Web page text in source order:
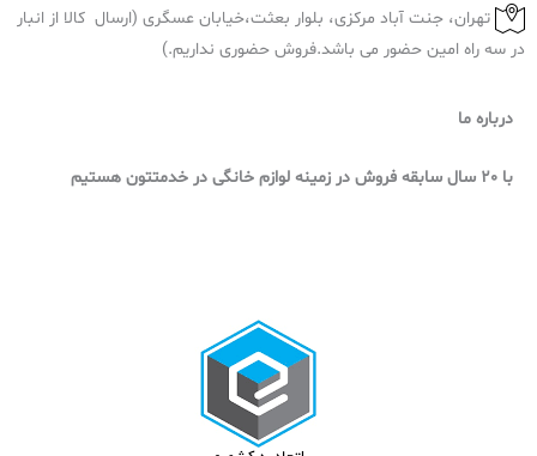
تهران، جنت آباد مرکزی، بلوار بعثت،خیابان عسگری (ارسال کالا از انبار
در سه راه امین حضور می باشد.فروش حضوری نداریم.)
درباره ما
با 20 سال سابقه فروش در زمینه لوازم خانگی در خدمتتون هستیم